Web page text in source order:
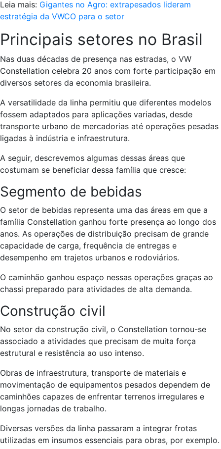
Leia mais: Gigantes no Agro: extrapesados lideram
estratégia da VWCO para o setor
Principais setores no Brasil
Nas duas décadas de presença nas estradas, o VW
Constellation celebra 20 anos com forte participação em
diversos setores da economia brasileira.
A versatilidade da linha permitiu que diferentes modelos
fossem adaptados para aplicações variadas, desde
transporte urbano de mercadorias até operações pesadas
ligadas à indústria e infraestrutura.
A seguir, descrevemos algumas dessas áreas que
costumam se beneficiar dessa família que cresce:
Segmento de bebidas
O setor de bebidas representa uma das áreas em que a
família Constellation ganhou forte presença ao longo dos
anos. As operações de distribuição precisam de grande
capacidade de carga, frequência de entregas e
desempenho em trajetos urbanos e rodoviários.
O caminhão ganhou espaço nessas operações graças ao
chassi preparado para atividades de alta demanda.
Construção civil
No setor da construção civil, o Constellation tornou-se
associado a atividades que precisam de muita força
estrutural e resistência ao uso intenso.
Obras de infraestrutura, transporte de materiais e
movimentação de equipamentos pesados dependem de
caminhões capazes de enfrentar terrenos irregulares e
longas jornadas de trabalho.
Diversas versões da linha passaram a integrar frotas
utilizadas em insumos essenciais para obras, por exemplo.